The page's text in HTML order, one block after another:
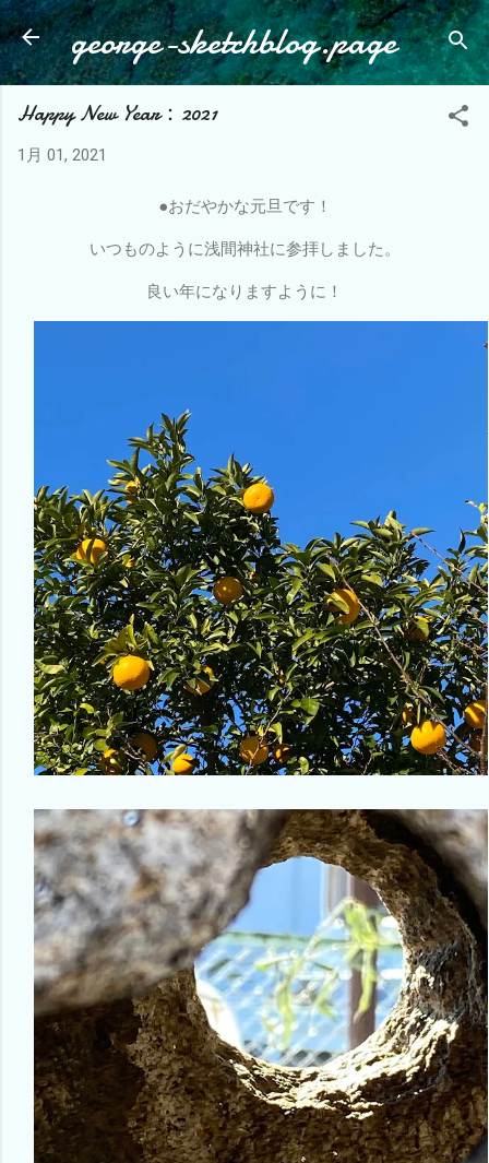
スキップしてメイン コンテンツに移動
george-sketchblog.page
Happy New Year：2021
1月 01, 2021
●おだやかな元旦です！
いつものように浅間神社に参拝しました。
良い年になりますように！